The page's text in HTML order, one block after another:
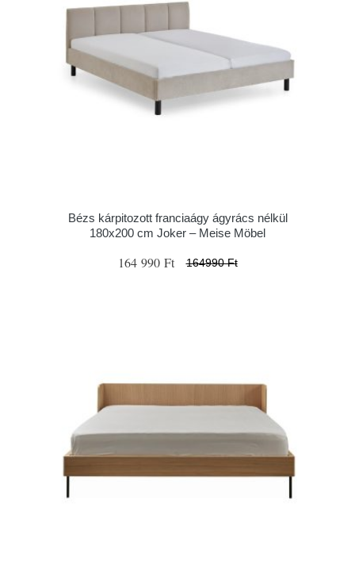
Bézs kárpitozott franciaágy ágyrács nélkül
180x200 cm Joker – Meise Möbel
164 990 Ft 164990 Ft